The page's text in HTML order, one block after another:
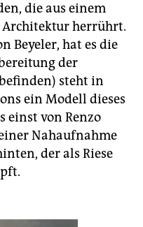
die aus einem
herrührt.
Beyeler, hat es die
der
steht in
ein Modell dieses
einst von Renzo
Nahaufnahme
der als Riese